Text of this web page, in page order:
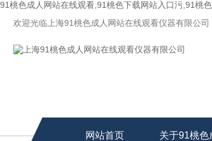
91桃色成人网站在线观看,91桃色下载网站入口污,91桃
欢迎光临上海91桃色成人网站在线观看仪器有限公司
网站首页 关于91桃色